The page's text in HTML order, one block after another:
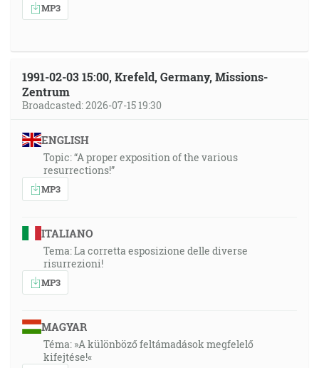
MP3
1991-02-03 15:00, Krefeld, Germany, Missions-
Zentrum
Broadcasted: 2026-07-15 19:30
ENGLISH
Topic: “A proper exposition of the various
resurrections!”
MP3
ITALIANO
Tema: La corretta esposizione delle diverse
risurrezioni!
MP3
MAGYAR
Téma: »A különböző feltámadások megfelelő
kifejtése!«